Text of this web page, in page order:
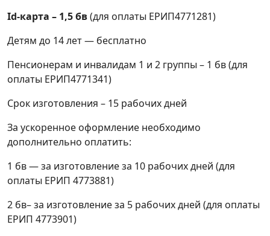
Id-карта – 1,5 бв(для оплаты ЕРИП4771281)
Детям до 14 лет — бесплатно
Пенсионерам и инвалидам 1 и 2 группы – 1 бв (для
оплаты ЕРИП4771341)
Срок изготовления – 15 рабочих дней
За ускоренное оформление необходимо
дополнительно оплатить:
1 бв — за изготовление за 10 рабочих дней (для
оплаты ЕРИП 4773881)
2 бв– за изготовление за 5 рабочих дней (для оплаты
ЕРИП 4773901)